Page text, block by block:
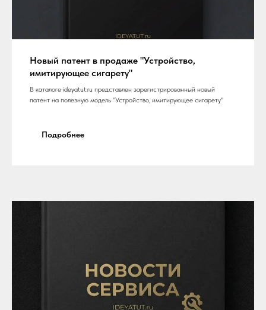
Новый патент в продаже "Устройство,
имитирующее сигарету"
В каталоге ideyatut.ru представлен зарегистрированный новый
патент на полезную модель "Устройство, имитирующее сигарету"
Подробнее